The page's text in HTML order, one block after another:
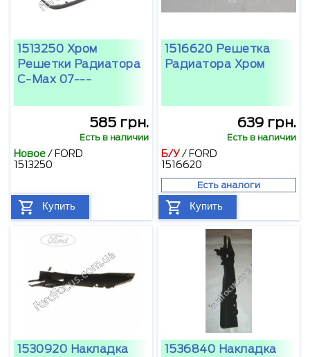
1513250 Хром
Решетки Радиатора
C-Max 07---
585 грн.
Есть в наличии
Новое/ FORD
1513250
Купить
1516620 Решетка
Радиатора Хром
639 грн.
Есть в наличии
Б/У/ FORD
1516620
Есть аналоги
Купить
1530920 Накладка 1536840 Накладка